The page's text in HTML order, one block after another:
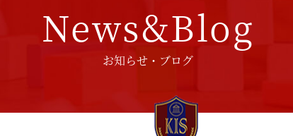
News&Blog
お知らせ・ブログ